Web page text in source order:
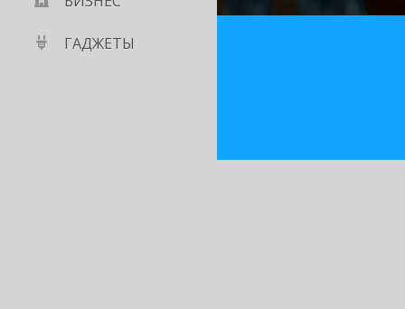
ГАДЖЕТЫ